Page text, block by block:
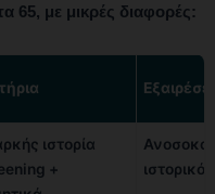
65, με μικρές διαφορές:
ιστορία
+
ιστορικό